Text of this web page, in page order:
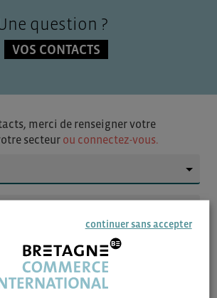
question ?
VOS CONTACTS
merci de renseigner votre
secteur ou connectez-vous.
continuer sans accepter